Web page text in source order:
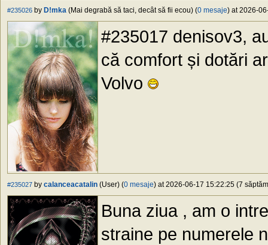
#235026 by D!mka (Mai degrabă să taci, decât să fii ecou) (0 mesaje) at 2026-
#235017 denisov3,
că comfort și dotări
Volvo
#235027 by calanceacatalin (User) (0 mesaje) at 2026-06-17 15:22:25 (7
Buna ziua , am o
straine pe numerele